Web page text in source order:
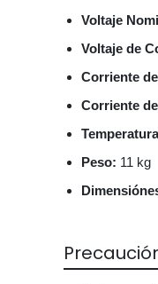
Voltaje
Voltaje de
Corriente
Corriente
Peso: 11 kg